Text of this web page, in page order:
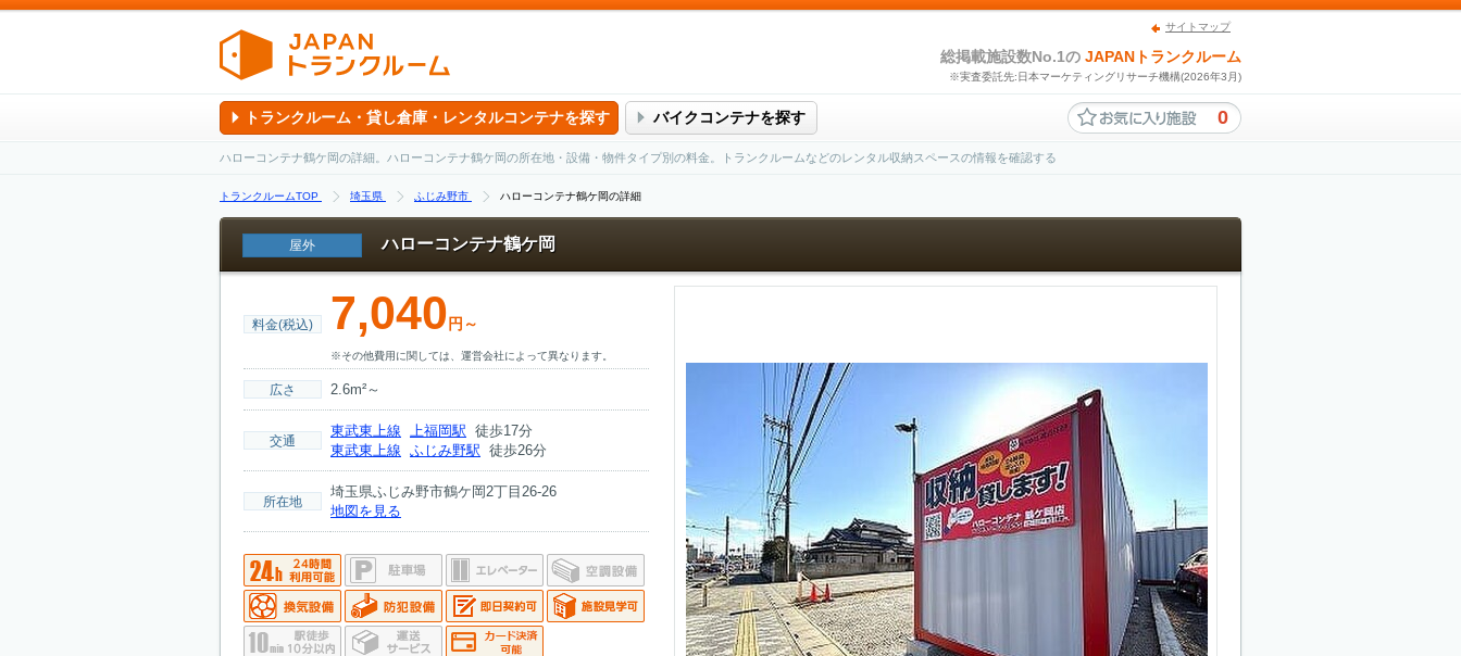
サイトマップ
総掲載施設数No.1の JAPANトランクルーム
※実査委託先:日本マーケティングリサーチ機構(2026年3月)
トランクルーム・貸し倉庫・レンタルコンテナを探す バイクコンテナを探す 0
ハローコンテナ鶴ケ岡の詳細。ハローコンテナ鶴ケ岡の所在地・設備・物件タイプ別の料金。トランクルームなどのレンタル収納スペースの情報を確認する
トランクルームTOP 埼玉県 ふじみ野市 ハローコンテナ鶴ケ岡の詳細
屋外 ハローコンテナ鶴ケ岡
料金(税込) 7,040 円～
※その他費用に関しては、運営会社によって異なります。
広さ 2.6m²～
交通
東武東上線 上福岡駅 徒歩17分
東武東上線 ふじみ野駅 徒歩26分
所在地
埼玉県ふじみ野市鶴ケ岡2丁目26-26
地図を見る